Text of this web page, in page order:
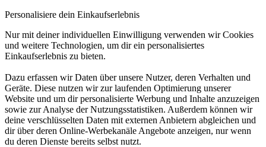
Personalisiere dein Einkaufserlebnis
Nur mit deiner individuellen Einwilligung verwenden wir Cookies
und weitere Technologien, um dir ein personalisiertes
Einkaufserlebnis zu bieten.
Dazu erfassen wir Daten über unsere Nutzer, deren Verhalten und
Geräte. Diese nutzen wir zur laufenden Optimierung unserer
Website und um dir personalisierte Werbung und Inhalte anzuzeigen
sowie zur Analyse der Nutzungsstatistiken. Außerdem können wir
deine verschlüsselten Daten mit externen Anbietern abgleichen und
dir über deren Online-Werbekanäle Angebote anzeigen, nur wenn
du deren Dienste bereits selbst nutzt.